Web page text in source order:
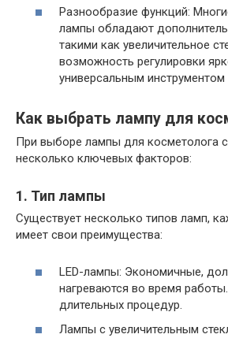
Разнообразие функций:
лампы обладают
такими как увеличительное
возможность регулировки
универсальным
Как выбрать лампу для
При выборе лампы для косметолога
несколько ключевых факторов:
1. Тип лампы
Существует несколько типов ламп,
имеет свои преимущества:
LED-лампы: Экономичные,
нагреваются во время
длительных процедур.
Лампы с увеличительным